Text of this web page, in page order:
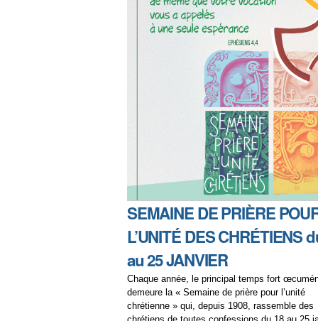
SEMAINE DE PRIÈRE
L’UNITÉ DES CHRÉTIENS
au 25 JANVIER
Chaque année, le principal temps fort
demeure la « Semaine de prière pour l’unité
chrétienne » qui, depuis 1908, rassemble des